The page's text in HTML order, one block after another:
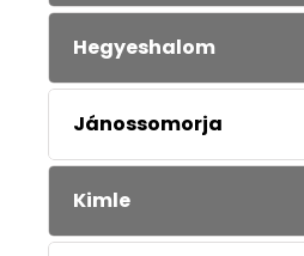
Hegyeshalom
Jánossomorja
Kimle